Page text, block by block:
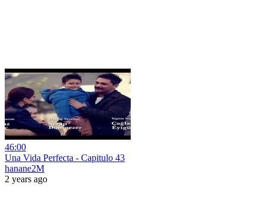
46:00
Una Vida Perfecta - Capitulo 43
hanane2M
2 years ago